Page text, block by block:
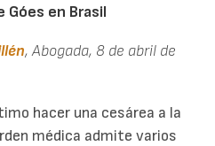
Góes en Brasil
, Abogada, 8 de abril de
hacer una cesárea a la
médica admite varios